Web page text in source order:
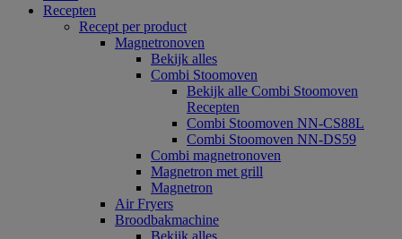
Recepten
Recept per product
Magnetronoven
Bekijk alles
Combi Stoomoven
Bekijk alle Combi Stoomoven
Recepten
Combi Stoomoven NN-CS88L
Combi Stoomoven NN-DS59
Combi magnetronoven
Magnetron met grill
Magnetron
Air Fryers
Broodbakmachine
Bekijk alles